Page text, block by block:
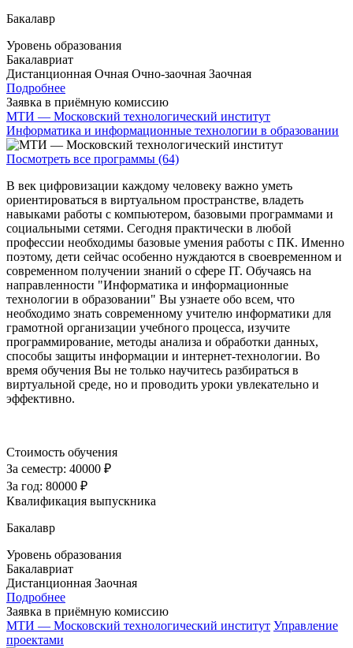
Бакалавр
Уровень образования
Бакалавриат
Дистанционная Очная Очно-заочная Заочная
Подробнее
Заявка в приёмную комиссию
МТИ — Московский технологический институт
Информатика и информационные технологии в образовании
Посмотреть все программы (64)
В век цифровизации каждому человеку важно уметь
ориентироваться в виртуальном пространстве, владеть
навыками работы с компьютером, базовыми программами и
социальными сетями. Сегодня практически в любой
профессии необходимы базовые умения работы с ПК. Именно
поэтому, дети сейчас особенно нуждаются в своевременном и
современном получении знаний о сфере IT. Обучаясь на
направленности "Информатика и информационные
технологии в образовании" Вы узнаете обо всем, что
необходимо знать современному учителю информатики для
грамотной организации учебного процесса, изучите
программирование, методы анализа и обработки данных,
способы защиты информации и интернет-технологии. Во
время обучения Вы не только научитесь разбираться в
виртуальной среде, но и проводить уроки увлекательно и
эффективно.
Стоимость обучения
За семестр: 40000 ₽
За год: 80000 ₽
Квалификация выпускника
Бакалавр
Уровень образования
Бакалавриат
Дистанционная Заочная
Подробнее
Заявка в приёмную комиссию
МТИ — Московский технологический институт Управление
проектами